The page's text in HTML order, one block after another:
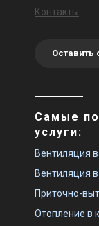
Контакты
Оставить
Самые
услуги:
Вентиляция
Вентиляция
Приточно-
Отопление в